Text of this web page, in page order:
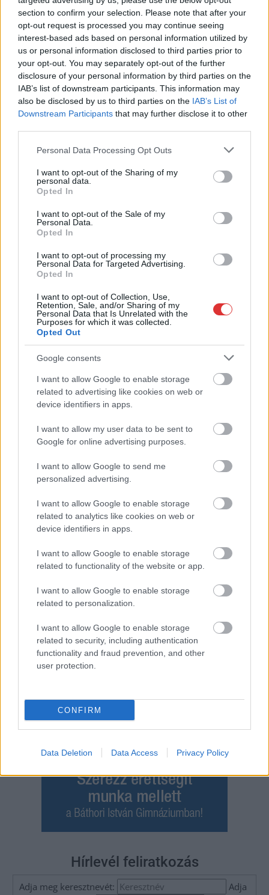
section to confirm your selection. Please note that after your
opt-out request is processed you may continue seeing
interest-based ads based on personal information utilized by
us or personal information disclosed to third parties prior to
your opt-out. You may separately opt-out of the further
disclosure of your personal information by third parties on the
IAB’s list of downstream participants. This information may
also be disclosed by us to third parties on the IAB’s List of
Downstream Participants that may further disclose it to other
Please note that this website/app uses one or more Google
not limited to your visit or usage behaviour. You may click to
grant or deny consent to Google and its third-party tags to
use your data for below specified purposes in below Google
consent section.
Personal Data Processing Opt Outs
I want to opt-out of the Sharing of my
personal data.
Opted In
I want to opt-out of the Sale of my
Personal Data.
Opted In
I want to opt-out of processing my
Personal Data for Targeted Advertising.
Opted In
I want to opt-out of Collection, Use,
Retention, Sale, and/or Sharing of my
Personal Data that Is Unrelated with the
Purposes for which it was collected.
Opted Out
Google consents
I want to allow Google to enable storage
related to advertising like cookies on web or
device identifiers in apps.
I want to allow my user data to be sent to
Google for online advertising purposes.
I want to allow Google to send me
personalized advertising.
I want to allow Google to enable storage
related to analytics like cookies on web or
device identifiers in apps.
I want to allow Google to enable storage
related to functionality of the website or app.
I want to allow Google to enable storage
related to personalization.
I want to allow Google to enable storage
related to security, including authentication
functionality and fraud prevention, and other
user protection.
CONFIRM
Data Deletion Data Access Privacy Policy
legfőbb célja, hogy
mentőápoló legyen.
Ennek megfelelően
jelenleg Karcagon
tanul, a Karcagi Szakképzési Centrum Varró István Technikum,
Szakképző Iskola és Kollégium ápolói szakán. Sok időt tölt a
közösségi médiában, ahol a mentőszolgálat munkáját és az
életmentést népszerűsítő tartalmakat közöl, utóbbi felületen
már hétezernél több ember követi a munkásságát. Gyakran
dolgozóit. Az alföldhir.hu egy interjút közölt vele a napokban,
már olyan eset az életében,…
JNSZ megyei hírek
Sárguló falevelek – őszi tájat idéző, friss képek
a tiszaigari arborétumról
2022.08.15. Czapkó Dorottya
A súlyos
Arborétumban is
komoly károkat okoz.
Sok éves fák száradnak
avar borítja. A
látogatók azonban még ilyen körülmények között is kellemes
NEFAG Zrt. Ahogyan mi is beszámoltunk róla, a súlyos
szárazság megyeszerte tizedeli folyóinkat, eredeinket és úgy
kíméli. A tiszaigari kertben számos idős, nagy méretű lombos
és tűlevelű fafaj található, köztük a legjelentősebbek:
páfrányfenyő, tiszafa, kolorádói jegenyefenyő, szerb luc,
duglászfenyő, amerikai mocsárciprus.…
JNSZ megyei hírek arborétum,
Hírlevél feliratkozás
Adja meg keresztnevét: Adja